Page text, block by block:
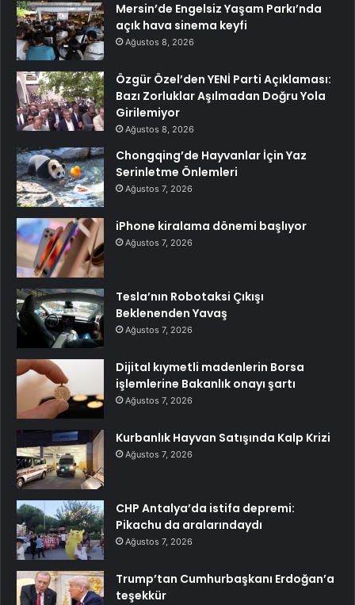
Mersin’de Engelsiz Yaşam Parkı’nda
açık hava sinema keyfi
Ağustos 8, 2026
Özgür Özel’den YENİ Parti Açıklaması:
Bazı Zorluklar Aşılmadan Doğru Yola
Girilemiyor
Ağustos 8, 2026
Chongqing’de Hayvanlar İçin Yaz
Serinletme Önlemleri
Ağustos 7, 2026
iPhone kiralama dönemi başlıyor
Ağustos 7, 2026
Tesla’nın Robotaksi Çıkışı
Beklenenden Yavaş
Ağustos 7, 2026
Dijital kıymetli madenlerin Borsa
işlemlerine Bakanlık onayı şartı
Ağustos 7, 2026
Kurbanlık Hayvan Satışında Kalp Krizi
Ağustos 7, 2026
CHP Antalya’da istifa depremi:
Pikachu da aralarındaydı
Ağustos 7, 2026
Trump’tan Cumhurbaşkanı Erdoğan’a
teşekkür